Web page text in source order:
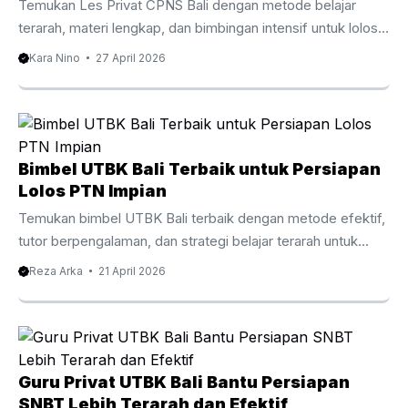
fleksibel, dan ...
Temukan Les Privat CPNS Bali dengan metode belajar
terarah, materi lengkap, dan bimbingan intensif untuk lolos
seleksi CPNS. Pengantar Les Privat CPNS Bali
strategi yang tepat dan latihan yang konsisten. Oleh karena
itu, banyak peserta kini memilih Les Privat CPNS Bali
sebagai cara efektif untuk meningkatkan peluang lolos.
Dengan persaingan yang semakin ketat setiap tahunnya,
belajar secara mandiri sering kali terasa kurang cukup. Di
Bali, minat terhadap bimbingan privat CPNS terus
meningkat. Hal ini ...
Kara Nino 27 April 2026
Bimbel UTBK Bali Terbaik untuk Persiapan
Lolos PTN Impian
Temukan bimbel UTBK Bali terbaik dengan metode efektif,
tutor berpengalaman, dan strategi belajar terarah untuk
lolos PTN impian. Baca panduan lengkapnya di sini.
semakin ketat. Oleh karena itu, banyak siswa mulai mencari
bimbel UTBK Bali sebagai langkah strategis untuk
meningkatkan peluang lolos. Dengan pendekatan belajar
yang tepat, materi terarah, dan bimbingan tutor
berpengalaman, proses persiapan menjadi lebih efektif dan
Reza Arka 21 April 2026
Guru Privat UTBK Bali Bantu Persiapan
SNBT Lebih Terarah dan Efektif